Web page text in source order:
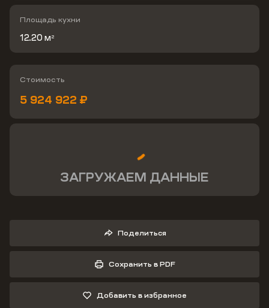
Площадь кухни
12.20 м 2
Стоимость
5 924 922 ₽
ЗАГРУЖАЕМ ДАННЫЕ
Поделиться
Сохранить в PDF
Добавить в избранное